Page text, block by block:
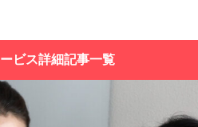
サービス詳細記事一覧